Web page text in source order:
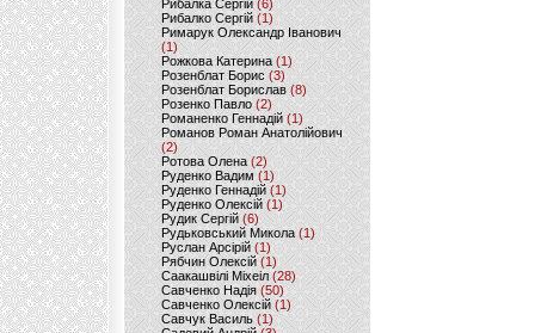
Рибалка Сергій (6)
Рибалко Сергій (1)
Римарук Олександр Іванович
(1)
Рожкова Катерина(1)
Розенблат Борис (3)
Розенблат Борислав (8)
Розенко Павло (2)
Романенко Геннадій (1)
Романов Роман Анатолійович
(2)
Ротова Олена(2)
Руденко Вадим (1)
Руденко Геннадій (1)
Руденко Олексій(1)
Рудик Сергій(6)
Рудьковський Микола (1)
Руслан Арсірій(1)
Рябчин Олексій (1)
Саакашвілі Міхеіл(28)
Савченко Надія (50)
Савченко Олексій(1)
Савчук Василь (1)